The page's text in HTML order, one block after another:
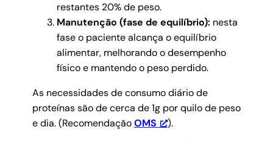
restantes 20% de peso.
Manutenção (fase de equilíbrio):nesta
fase o paciente alcança o equilíbrio
alimentar, melhorando o desempenho
físico e mantendo o peso perdido.
As necessidades de consumo diário de
proteínas são de cerca de 1g por quilo de peso
e dia. (RecomendaçãoOMS
).